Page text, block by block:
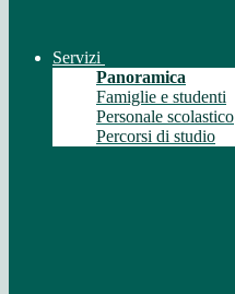
Servizi
Panoramica
Famiglie e studenti
Personale scolastico
Percorsi di studio